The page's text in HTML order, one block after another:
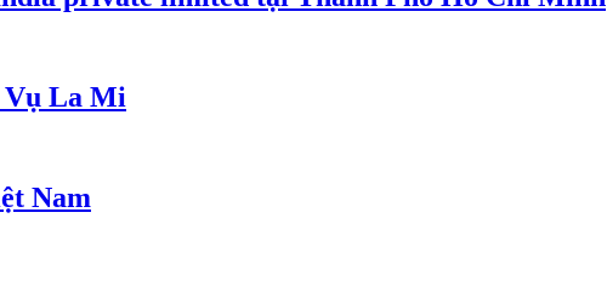
Vụ La Mi
Nam